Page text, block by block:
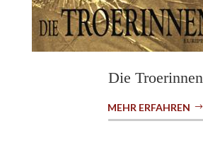
Die Troerinnen
MEHR ERFAHREN